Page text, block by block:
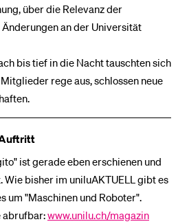
über die Relevanz der
an der Universität
bis tief in die Nacht tauschten sich
rege aus, schlossen neue
ist gerade eben erschienen und
bisher im uniluAKTUELL gibt es
um "Maschinen und Roboter".
abrufbar:www.unilu.ch/magazin